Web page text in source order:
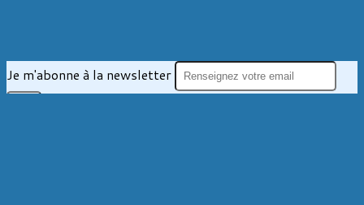
Je m'abonne à la newsletter